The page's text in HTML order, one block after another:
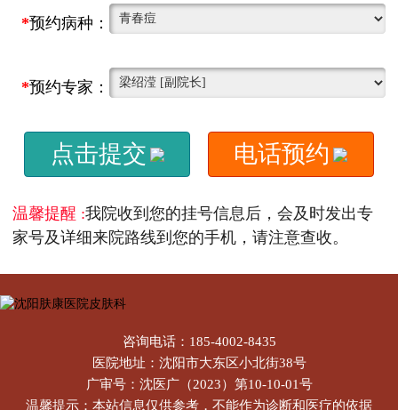
*预约病种：
*预约专家：
点击提交 电话预约
温馨提醒 :我院收到您的挂号信息后，会及时发出专
家号及详细来院路线到您的手机，请注意查收。
咨询电话：185-4002-8435
医院地址：沈阳市大东区小北街38号
广审号：沈医广（2023）第10-10-01号
温馨提示：本站信息仅供参考，不能作为诊断和医疗的依据